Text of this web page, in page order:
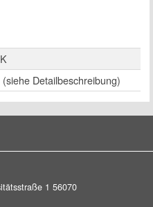
Detailbeschreibung)
1 56070